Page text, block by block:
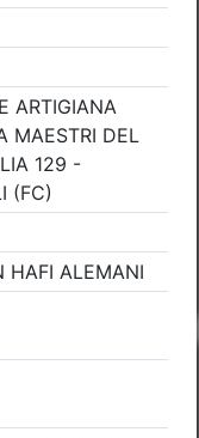
inseriti